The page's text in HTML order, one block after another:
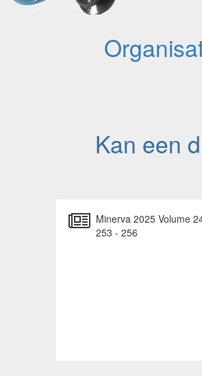
Kan een
Minerva 2025 Volume
253 - 256